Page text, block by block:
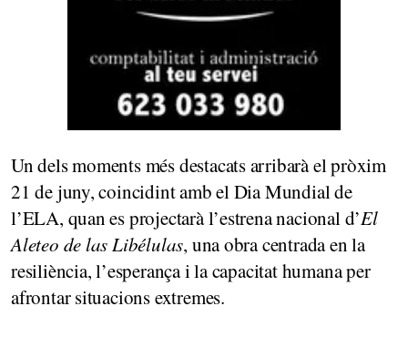
Un dels moments més destacats arribarà el pròxim
21 de juny, coincidint amb el Dia Mundial de
l’ELA, quan es projectarà l’estrena nacional d’El
Aleteo de las Libélulas, una obra centrada en la
resiliència, l’esperança i la capacitat humana per
afrontar situacions extremes.